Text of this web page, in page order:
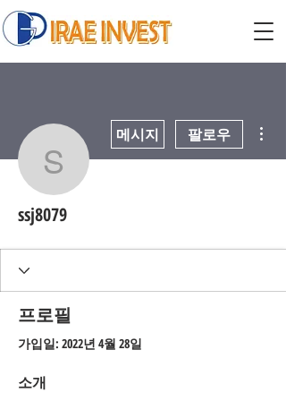
ssj8079
메시지 팔로우
ssj8079
프로필
가입일: 2022년 4월 28일
소개